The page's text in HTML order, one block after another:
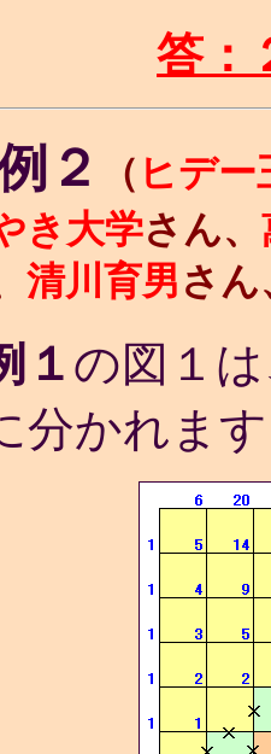
答：
２ （ ヒデー
き大学さん、
清川育男 さ
１ の図１
分かれま